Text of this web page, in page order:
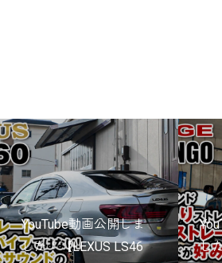
YouTube動画公開しま
した！【LEXUS LS46
し